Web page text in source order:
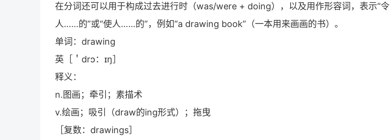
在分词还可以用于构成过去进行时（was/were + doing），以及用作形容词，表示“令
人……的”或“使人……的”，例如“a drawing book”（一本用来画画的书）。
单词：drawing
英［＇drɔ：ɪŋ］
释义：
n.图画；牵引；素描术
v.绘画；吸引（draw的ing形式）；拖曳
［复数：drawings］